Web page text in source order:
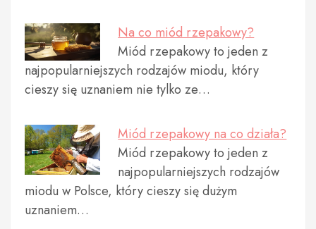
Na co miód rzepakowy?
Miód rzepakowy to jeden z
najpopularniejszych rodzajów miodu, który
cieszy się uznaniem nie tylko ze…
Miód rzepakowy na co działa?
Miód rzepakowy to jeden z
najpopularniejszych rodzajów
miodu w Polsce, który cieszy się dużym
uznaniem…